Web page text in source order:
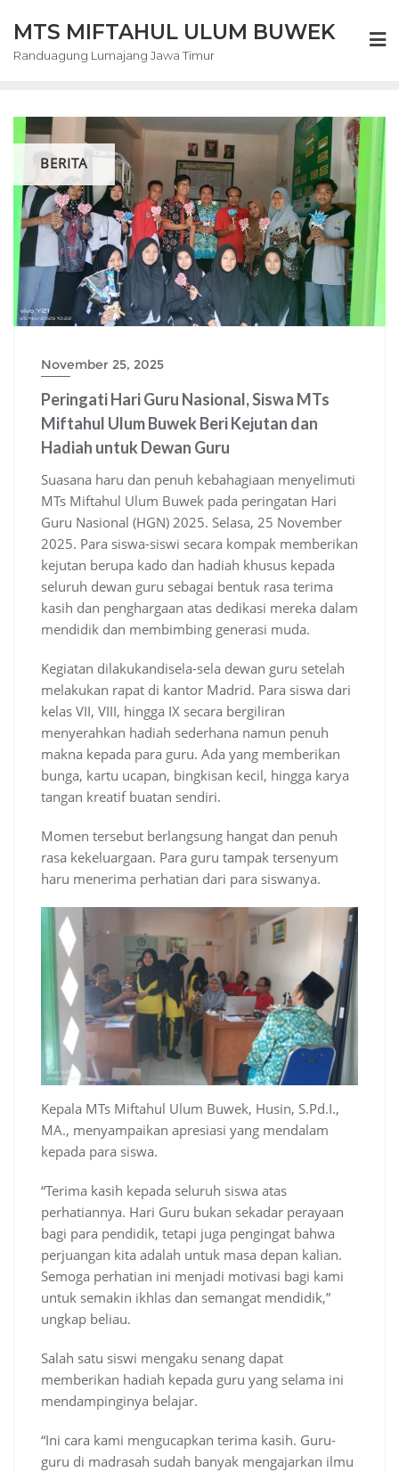
content
MTS MIFTAHUL ULUM BUWEK
Randuagung Lumajang Jawa Timur
BERITA
November 25, 2025
Peringati Hari Guru Nasional, Siswa MTs
Miftahul Ulum Buwek Beri Kejutan dan
Hadiah untuk Dewan Guru
Suasana haru dan penuh kebahagiaan menyelimuti
MTs Miftahul Ulum Buwek pada peringatan Hari
Guru Nasional (HGN) 2025. Selasa, 25 November
2025. Para siswa-siswi secara kompak memberikan
kejutan berupa kado dan hadiah khusus kepada
seluruh dewan guru sebagai bentuk rasa terima
kasih dan penghargaan atas dedikasi mereka dalam
mendidik dan membimbing generasi muda.
Kegiatan dilakukandisela-sela dewan guru setelah
melakukan rapat di kantor Madrid. Para siswa dari
kelas VII, VIII, hingga IX secara bergiliran
menyerahkan hadiah sederhana namun penuh
makna kepada para guru. Ada yang memberikan
bunga, kartu ucapan, bingkisan kecil, hingga karya
tangan kreatif buatan sendiri.
Momen tersebut berlangsung hangat dan penuh
rasa kekeluargaan. Para guru tampak tersenyum
haru menerima perhatian dari para siswanya.
Kepala MTs Miftahul Ulum Buwek, Husin, S.Pd.I.,
MA., menyampaikan apresiasi yang mendalam
kepada para siswa.
“Terima kasih kepada seluruh siswa atas
perhatiannya. Hari Guru bukan sekadar perayaan
bagi para pendidik, tetapi juga pengingat bahwa
perjuangan kita adalah untuk masa depan kalian.
Semoga perhatian ini menjadi motivasi bagi kami
untuk semakin ikhlas dan semangat mendidik,”
ungkap beliau.
Salah satu siswi mengaku senang dapat
memberikan hadiah kepada guru yang selama ini
mendampinginya belajar.
“Ini cara kami mengucapkan terima kasih. Guru-
guru di madrasah sudah banyak mengajarkan ilmu